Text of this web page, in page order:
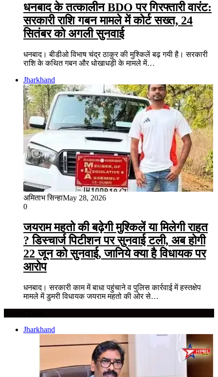
धनबाद के तत्कालीन BDO पर गिरफ्तारी वारंट:
सरकारी राशि गबन मामले में कोर्ट सख्त, 24
सितंबर को अगली सुनवाई
धनबाद। बीडीओ विभाष चंद्र ठाकुर की मुश्किलें बढ़ गयी है। सरकारी
राशि के कथित गबन और धोखाधड़ी के मामले में…
Jharkhand
अमिताभ सिन्हाMay 28, 2026
0
जयराम महतो की बढ़ेगी मुश्किलें या मिलेगी राहत
? डिस्चार्ज पिटीशन पर सुनवाई टली, अब होगी
22 जून को सुनवाई, जानिये क्या है विधायक पर
आरोप
धनबाद। सरकारी काम में बाधा पहुंचाने व पुलिस कार्रवाई में हस्तक्षेप
मामले में डुमरी विधायक जयराम महतो की ओर से…
Jharkhand